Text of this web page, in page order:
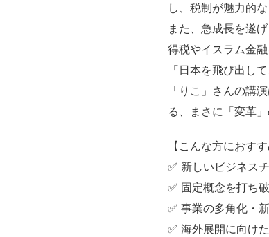
し、税制が魅力的
また、急成長を遂
得税やイスラム金
「日本を飛び出し
「りこ」さんの講
る、まさに「変革
【こんな方におすす
✅ 新しいビジネス
✅ 固定概念を打ち
✅ 事業の多角化・
✅ 海外展開に向け